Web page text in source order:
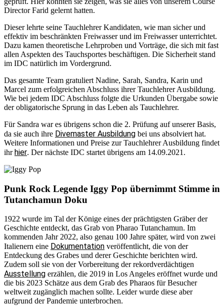
Director Farid gelernt hatten.
Dieser lehrte seine Tauchlehrer Kandidaten, wie man sicher und
effektiv im beschränkten Freiwasser und im Freiwasser unterrichtet.
Dazu kamen theoretische Lehrproben und Vorträge, die sich mit fast
allen Aspekten des Tauchsportes beschäftigen. Die Sicherheit stand
im IDC natürlich im Vordergrund.
Das gesamte Team gratuliert Nadine, Sarah, Sandra, Karin und
Marcel zum erfolgreichen Abschluss ihrer Tauchlehrer Ausbildung.
Wie bei jedem IDC Abschluss folgte die Urkunden Übergabe sowie
der obligatorische Sprung in das Leben als Tauchlehrer.
Für Sandra war es übrigens schon die 2. Prüfung auf unserer Basis,
da sie auch ihre Divemaster Ausbildung bei uns absolviert hat.
Weitere Informationen und Preise zur Tauchlehrer Ausbildung findet
ihrhier. Der nächste IDC startet übrigens am 14.09.2021.
Punk Rock Legende Iggy Pop übernimmt Stimme in
Tutanchamun Doku
1922 wurde im Tal der Könige eines der prächtigsten Gräber der
Geschichte entdeckt, das Grab von Pharao Tutanchamun. Im
kommenden Jahr 2022, also genau 100 Jahre später, wird von zwei
Italienern eine Dokumentation veröffentlicht, die von der
Entdeckung des Grabes und derer Geschichte berichten wird.
Zudem soll sie von der Vorbereitung der rekordverdächtigen
Ausstellung erzählen, die 2019 in Los Angeles eröffnet wurde und
die bis 2023 Schätze aus dem Grab des Pharaos für Besucher
weltweit zugänglich machen sollte. Leider wurde diese aber
aufgrund der Pandemie unterbrochen.